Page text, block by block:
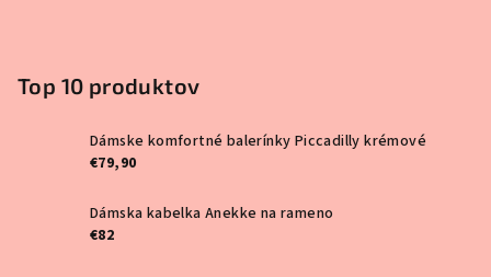
Top 10 produktov
Dámske komfortné balerínky Piccadilly krémové
€79,90
Dámska kabelka Anekke na rameno
€82